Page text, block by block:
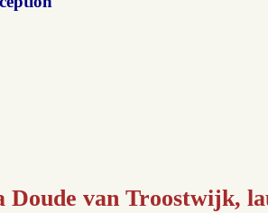
Doude van Troostwijk,